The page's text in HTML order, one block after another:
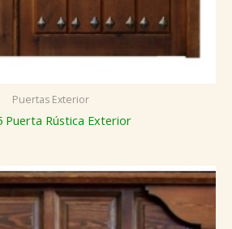
Puertas Exterior
Puerta Rústica Exterior